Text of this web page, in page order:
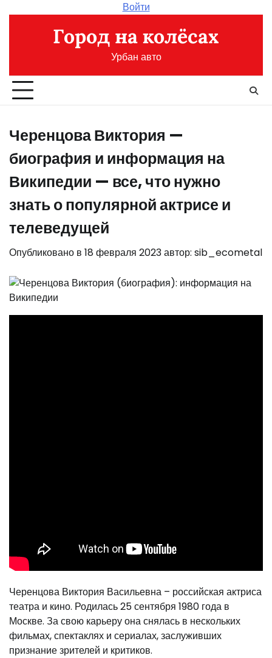
содержимому
Войти
Город на колёсах
Урбан авто
Черенцова Виктория —
биография и информация на
Википедии — все, что нужно
знать о популярной актрисе и
телеведущей
Опубликовано в 18 февраля 2023автор: sib_ecometal
Черенцова Виктория Васильевна – российская актриса
театра и кино. Родилась 25 сентября 1980 года в
Москве. За свою карьеру она снялась в нескольких
фильмах, спектаклях и сериалах, заслуживших
признание зрителей и критиков.